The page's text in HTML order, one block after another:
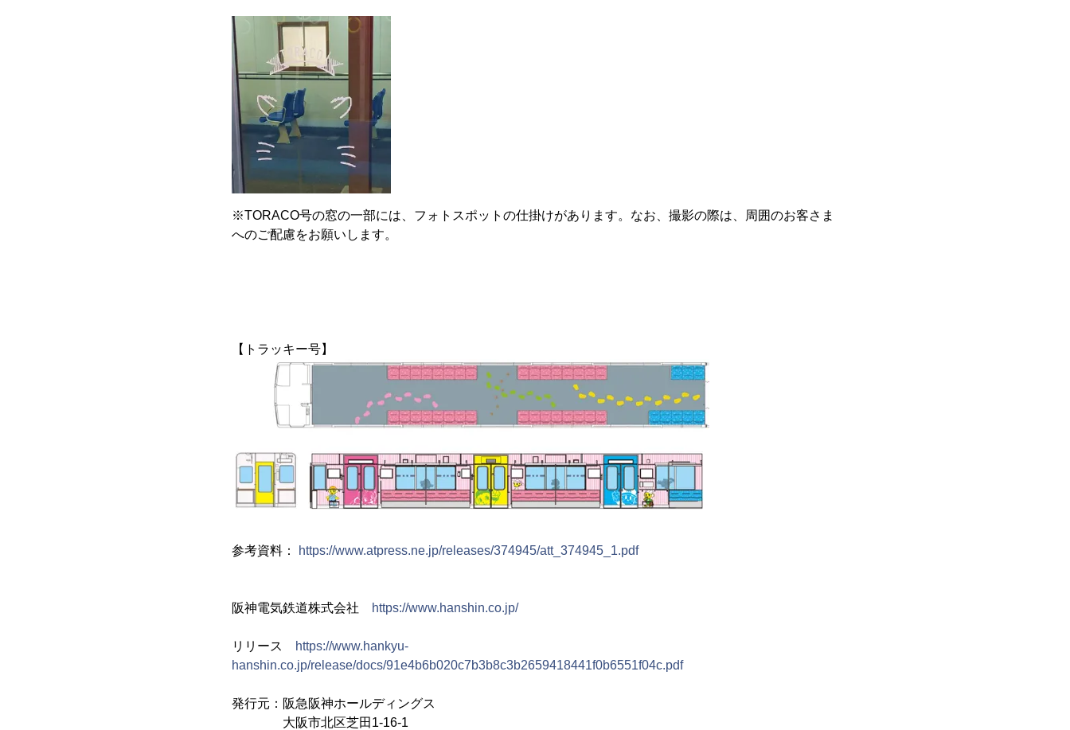
※TORACO号の窓の一部には、フォトスポットの仕掛けがあります。なお、撮影の際は、周囲のお客さま
へのご配慮をお願いします。
【トラッキー号】
参考資料： https://www.atpress.ne.jp/releases/374945/att_374945_1.pdf
阪神電気鉄道株式会社 https://www.hanshin.co.jp/
リリース
https://www.hankyu-
hanshin.co.jp/release/docs/91e4b6b020c7b3b8c3b2659418441f0b6551f04c.pdf
発行元：阪急阪神ホールディングス
大阪市北区芝田1-16-1